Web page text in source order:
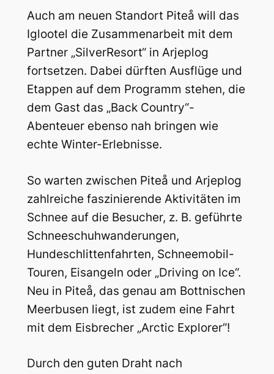
Auch am neuen Standort Piteå will das
Iglootel die Zusammenarbeit mit dem
Partner „SilverResort“ in Arjeplog
fortsetzen. Dabei dürften Ausflüge und
Etappen auf dem Programm stehen, die
dem Gast das „Back Country“-
Abenteuer ebenso nah bringen wie
echte Winter-Erlebnisse.
So warten zwischen Piteå und Arjeplog
zahlreiche faszinierende Aktivitäten im
Schnee auf die Besucher, z. B. geführte
Schneeschuhwanderungen,
Hundeschlittenfahrten, Schneemobil-
Touren, Eisangeln oder „Driving on Ice“.
Neu in Piteå, das genau am Bottnischen
Meerbusen liegt, ist zudem eine Fahrt
mit dem Eisbrecher „Arctic Explorer“!
Durch den guten Draht nach